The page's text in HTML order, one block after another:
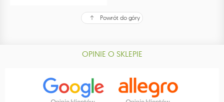
Powrót do góry
OPINIE O SKLEPIE